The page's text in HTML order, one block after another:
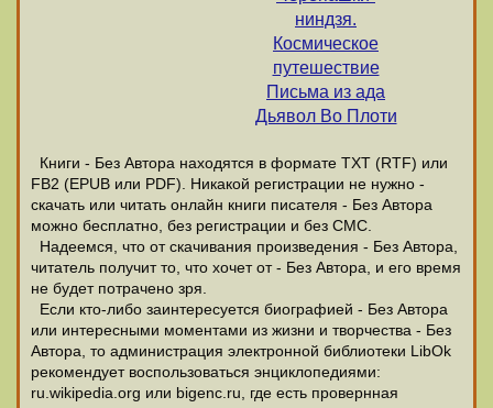
ниндзя.
Космическое
путешествие
Письма из ада
Дьявол Во Плоти
Книги - Без Автора находятся в формате ТХТ (RTF) или
FB2 (EPUB или PDF). Никакой регистрации не нужно -
скачать или читать онлайн книги писателя - Без Автора
можно бесплатно, без регистрации и без СМС.
Надеемся, что от скачивания произведения - Без Автора,
читатель получит то, что хочет от - Без Автора, и его время
не будет потрачено зря.
Если кто-либо заинтересуется биографией - Без Автора
или интересными моментами из жизни и творчества - Без
Автора, то администрация электронной библиотеки LibOk
рекомендует воспользоваться энциклопедиями:
ru.wikipedia.org или bigenc.ru, где есть провернная